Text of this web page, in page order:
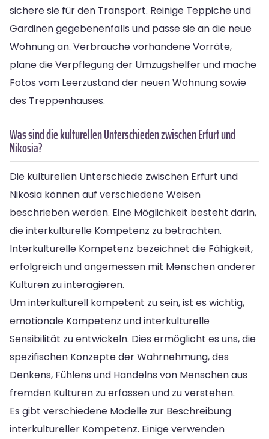
sichere sie für den Transport. Reinige Teppiche und
Gardinen gegebenenfalls und passe sie an die neue
Wohnung an. Verbrauche vorhandene Vorräte,
plane die Verpflegung der Umzugshelfer und mache
Fotos vom Leerzustand der neuen Wohnung sowie
des Treppenhauses.
Was sind die kulturellen Unterschieden zwischen Erfurt und
Nikosia?
Die kulturellen Unterschiede zwischen Erfurt und
Nikosia können auf verschiedene Weisen
beschrieben werden. Eine Möglichkeit besteht darin,
die interkulturelle Kompetenz zu betrachten.
Interkulturelle Kompetenz bezeichnet die Fähigkeit,
erfolgreich und angemessen mit Menschen anderer
Kulturen zu interagieren.
Um interkulturell kompetent zu sein, ist es wichtig,
emotionale Kompetenz und interkulturelle
Sensibilität zu entwickeln. Dies ermöglicht es uns, die
spezifischen Konzepte der Wahrnehmung, des
Denkens, Fühlens und Handelns von Menschen aus
fremden Kulturen zu erfassen und zu verstehen.
Es gibt verschiedene Modelle zur Beschreibung
interkultureller Kompetenz. Einige verwenden